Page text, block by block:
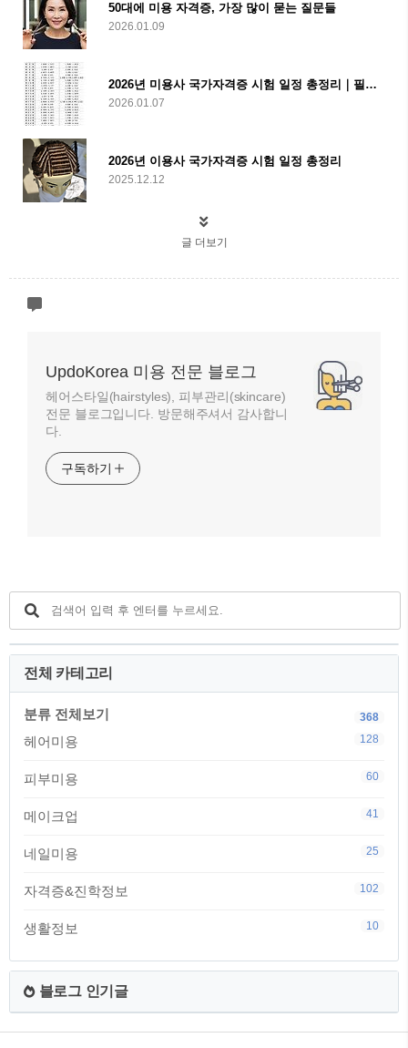
50대에 미용 자격증, 가장 많이 묻는 질문들
2026.01.09
2026년 미용사 국가자격증 시험 일정 총정리｜필기·실기 한눈에 보기
2026.01.07
2026년 이용사 국가자격증 시험 일정 총정리
2025.12.12
글 더보기
UpdoKorea 미용 전문 블로그
헤어스타일(hairstyles), 피부관리(skincare)
전문 블로그입니다. 방문해주셔서 감사합니
다.
구독하기
전체 카테고리
분류 전체보기 368
헤어미용 128
피부미용 60
메이크업 41
네일미용 25
자격증&진학정보 102
생활정보 10
블로그 인기글